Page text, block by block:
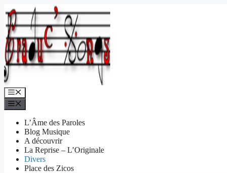
Aller
au
contenu
Menu
L’Âme des Paroles
Blog Musique
A découvrir
La Reprise – L’Originale
Divers
Place des Zicos